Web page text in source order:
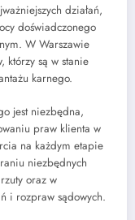
działań,
doświadczonego
W Warszawie
którzy są w stanie
karnego.
jest niezbędna,
praw klienta w
na każdym etapie
niezbędnych
oraz w
i rozpraw sądowych.